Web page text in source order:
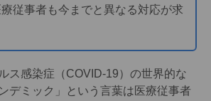
従事者も今までと異なる対応が求
ス感染症（COVID-19）の世界的な
デミック」という言葉は医療従事者